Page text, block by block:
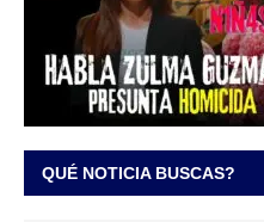
QUÉ NOTICIA BUSCAS?